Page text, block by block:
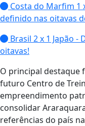
Costa do Marfim 1
definido nas oitavas
Brasil 2 x 1 Japão -
oitavas!
O principal destaque
futuro Centro de
empreendimento
consolidar
referências do país